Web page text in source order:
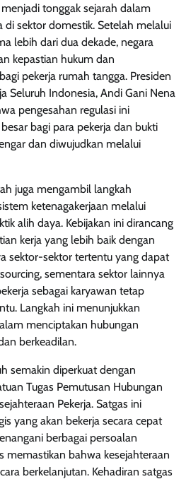
tonggak sejarah dalam
di sektor domestik. Setelah melalui
lebih dari dua dekade, negara
kepastian hukum dan
pekerja rumah tangga. Presiden
Seluruh Indonesia, Andi Gani Nena
pengesahan regulasi ini
bagi para pekerja dan bukti
dan diwujudkan melalui
juga mengambil langkah
ketenagakerjaan melalui
alih daya. Kebijakan ini dirancang
kerja yang lebih baik dengan
sektor-sektor tertentu yang dapat
sementara sektor lainnya
sebagai karyawan tetap
Langkah ini menunjukkan
menciptakan hubungan
berkeadilan.
semakin diperkuat dengan
Tugas Pemutusan Hubungan
Pekerja. Satgas ini
yang akan bekerja secara cepat
berbagai persoalan
memastikan bahwa kesejahteraan
berkelanjutan. Kehadiran satgas